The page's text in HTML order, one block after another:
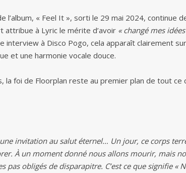
l’album, « Feel It », sorti le 29 mai 2024, continue
attribue à Lyric le mérite d’avoir « changé mes
interview à Disco Pogo, cela apparaît clairement
et une harmonie vocale douce.
la foi de Floorplan reste au premier plan de tout
une invitation au salut éternel… Un jour, ce corps
À un moment donné nous allons mourir, mais
pas obligés de disparapitre. C’est ce que signifie «